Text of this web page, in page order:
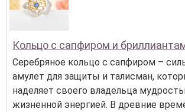
Кольцо с сапфиром и
Серебряное кольцо с сапфиром –
амулет для защиты и талисман,
наделяет своего владельца
жизненной энергией. В древние